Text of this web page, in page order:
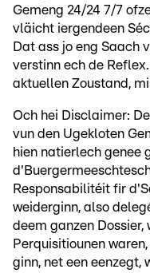
Gemeng 24/24 7/7
vläicht iergendeen
Dat ass jo eng Saach
verstinn ech de
aktuellen Zoustand,
Och hei Disclaimer:
vun den Ugekloten
hien natierlech genee
Responsabilitéit fir
weiderginn, also
deem ganzen Dossier,
Perquisitiounen
ginn, net een eenzegt,